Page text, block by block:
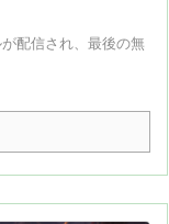
配信され、最後の無